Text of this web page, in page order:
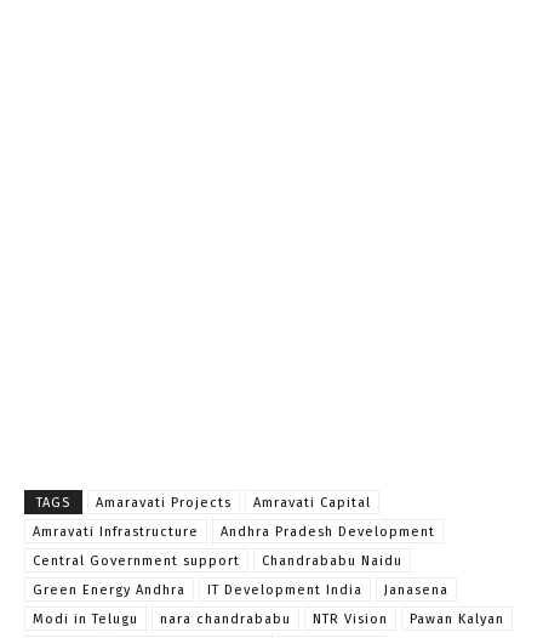
TAGS Amaravati Projects
Amravati Capital
Amravati Infrastructure
Andhra Pradesh Development
Central Government support
Chandrababu Naidu
Green Energy Andhra
IT Development India
Janasena
Modi in Telugu
nara chandrababu NTR Vision Pawan Kalyan